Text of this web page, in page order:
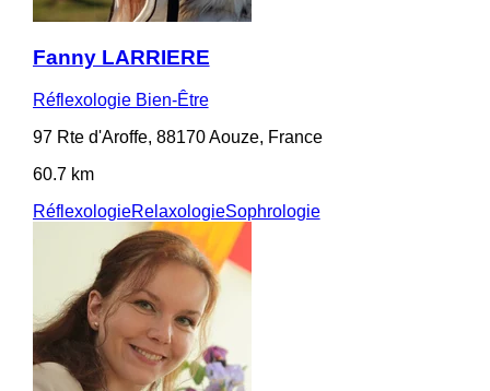
Fanny LARRIERE
Réflexologie Bien-Être
97 Rte d'Aroffe, 88170 Aouze, France
60.7 km
RéflexologieRelaxologieSophrologie